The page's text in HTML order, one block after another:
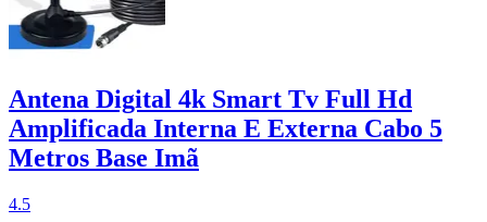
Antena Digital 4k Smart Tv Full Hd
Amplificada Interna E Externa Cabo 5
Metros Base Imã
4.5